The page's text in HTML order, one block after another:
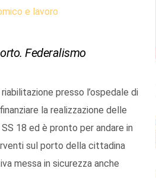
e lavoro
Federalismo
presso l’ospedale di
la realizzazione delle
18 ed è pronto per andare in
sul porto della cittadina
messa in sicurezza anche